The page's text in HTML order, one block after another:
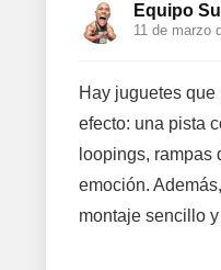
Equipo
11 de marzo
Hay juguetes
efecto: una pista
loopings,
emoción.
montaje sencillo